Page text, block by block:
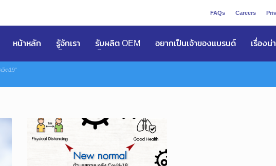
FAQs Careers
หน้าหลัก รูัจักเรา รับผลิต OEM อยากเป็นเจ้าของแบรนด์ เรื่องน่
วิด19"